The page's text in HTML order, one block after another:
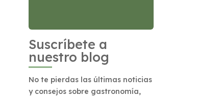
Suscríbete a
nuestro blog
No te pierdas las últimas noticias
y consejos sobre gastronomía,